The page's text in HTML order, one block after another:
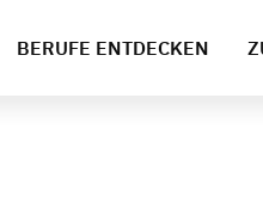
BERUFE ENTDECKEN